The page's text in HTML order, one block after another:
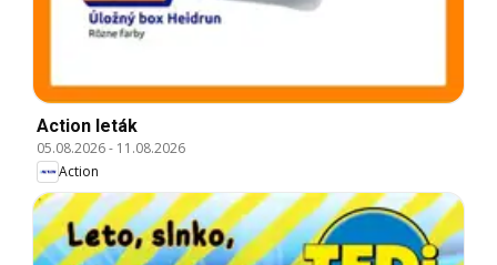
Action leták
05.08.2026- 11.08.2026
Action